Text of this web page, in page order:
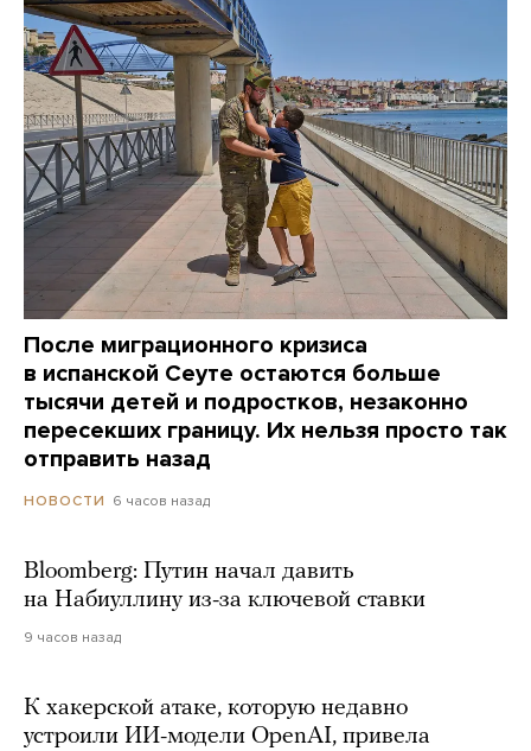
После миграционного кризиса
в испанской Сеуте остаются больше
тысячи детей и подростков, незаконно
пересекших границу. Их нельзя просто так
отправить назад
НОВОСТИ 6 часов назад
Bloomberg: Путин начал давить
на Набиуллину из-за ключевой ставки
9 часов назад
К хакерской атаке, которую недавно
устроили ИИ-модели OpenAI, привела